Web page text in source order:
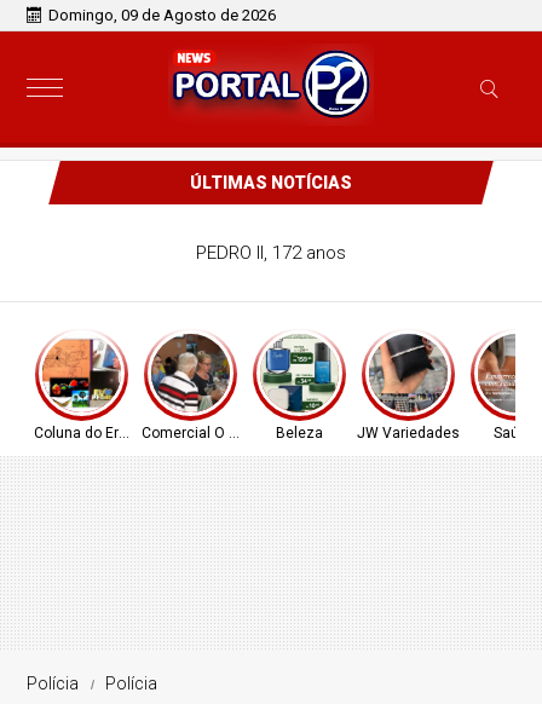
Domingo, 09 de Agosto de 2026
ÚLTIMAS NOTÍCIAS
PEDRO II, 172 anos
Coluna do ErnâniComercial O FerreiraBeleza JW Variedades Saúde!
Polícia Polícia